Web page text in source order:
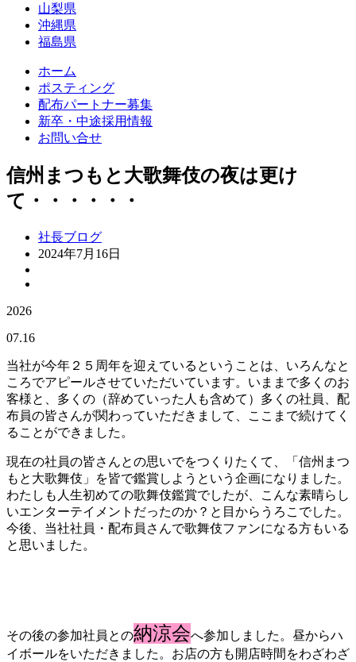
山梨県
沖縄県
福島県
ホーム
ポスティング
配布パートナー募集
新卒・中途採用情報
お問い合せ
信州まつもと大歌舞伎の夜は更け
て・・・・・・
社長ブログ
2024年7月16日
2026
07.16
当社が今年２５周年を迎えているということは、いろんなと
ころでアピールさせていただいています。いままで多くのお
客様と、多くの（辞めていった人も含めて）多くの社員、配
布員の皆さんが関わっていただきまして、ここまで続けてく
ることができました。
現在の社員の皆さんとの思いでをつくりたくて、「信州まつ
もと大歌舞伎」を皆で鑑賞しようという企画になりました。
わたしも人生初めての歌舞伎鑑賞でしたが、こんな素晴らし
いエンターテイメントだったのか？と目からうろこでした。
今後、当社社員・配布員さんで歌舞伎ファンになる方もいる
と思いました。
その後の参加社員との納涼会へ参加しました。昼からハ
イボールをいただきました。お店の方も開店時間をわざわざ